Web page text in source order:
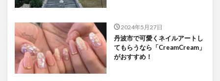
2024年5月27日
丹波市で可愛くネイルアートし
てもらうなら「CreamCream」
がおすすめ！